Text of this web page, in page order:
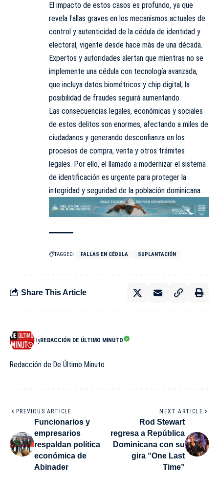
El impacto de estos casos es profundo, ya que
revela fallas graves en los mecanismos actuales de
control y autenticidad de la cédula de identidad y
electoral, vigente desde hace más de una década.
Expertos y autoridades alertan que mientras no se
implemente una cédula con tecnología avanzada,
que incluya datos biométricos y chip digital, la
posibilidad de fraudes seguirá aumentando.
Las consecuencias legales, económicas y sociales
de estos delitos son enormes, afectando a miles de
ciudadanos y generando desconfianza en los
procesos de compra, venta y otros trámites
legales. Por ello, el llamado a modernizar el sistema
de identificación es urgente para proteger la
integridad y seguridad de la población dominicana.
TAGGED: FALLAS EN CÉDULA SUPLANTACIÓN
Share This Article
ByREDACCIÓN DE ÚLTIMO MINUTO
Redacción de De Último Minuto
PREVIOUS ARTICLE
Funcionarios y
empresarios
respaldan política
económica de
Abinader
NEXT ARTICLE
Rod Stewart
regresa a República
Dominicana con su
gira “One Last
Time”